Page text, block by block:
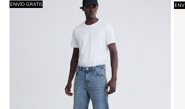
ENVÍO GRATIS